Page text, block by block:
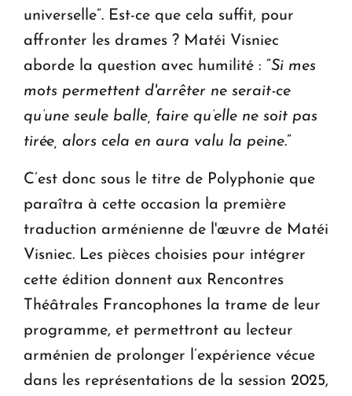
universelle”. Est-ce que cela suffit, pour
affronter les drames ? Matéi Visniec
aborde la question avec humilité : “Si mes
mots permettent d'arrêter ne serait-ce
qu’une seule balle, faire qu’elle ne soit pas
tirée, alors cela en aura valu la peine.”
C’est donc sous le titre de Polyphonie que
paraîtra à cette occasion la première
traduction arménienne de l'œuvre de Matéi
Visniec. Les pièces choisies pour intégrer
cette édition donnent aux Rencontres
Théâtrales Francophones la trame de leur
programme, et permettront au lecteur
arménien de prolonger l’expérience vécue
dans les représentations de la session 2025,